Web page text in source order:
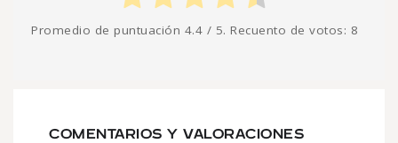
Promedio de puntuación 4.4 / 5. Recuento de votos: 8
COMENTARIOS Y VALORACIONES